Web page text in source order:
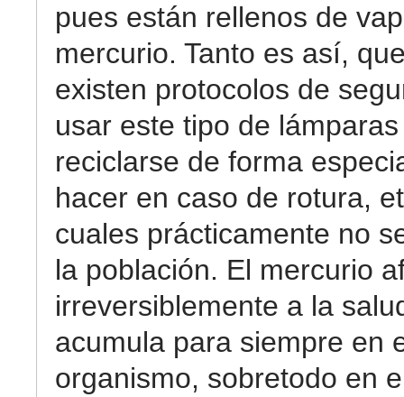
pues están rellenos de
mercurio. Tanto es así,
existen protocolos de
usar este tipo de
reciclarse de forma
hacer en caso de rotura,
cuales prácticamente no
la población. El mercurio
irreversiblemente a la
acumula para siempre en
organismo, sobretodo en